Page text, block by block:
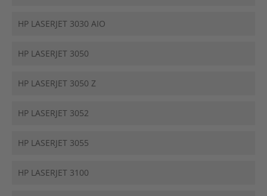
HP LASERJET 3030 AIO
HP LASERJET 3050
HP LASERJET 3050 Z
HP LASERJET 3052
HP LASERJET 3055
HP LASERJET 3100